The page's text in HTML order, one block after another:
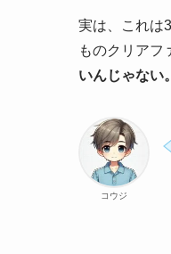
実は、これは
ものクリアフ
いんじゃない
コウジ